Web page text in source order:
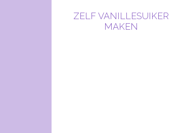
ZELF VANILLESUIKER
MAKEN